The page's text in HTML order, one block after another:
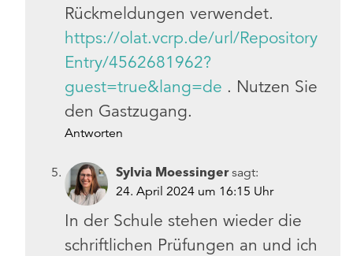
Rückmeldungen verwendet.
https://olat.vcrp.de/url/Repository
Entry/4562681962?
guest=true&lang=de . Nutzen Sie
den Gastzugang.
Antworten
Sylvia Moessinger sagt:
24. April 2024 um 16:15 Uhr
In der Schule stehen wieder die
schriftlichen Prüfungen an und ich